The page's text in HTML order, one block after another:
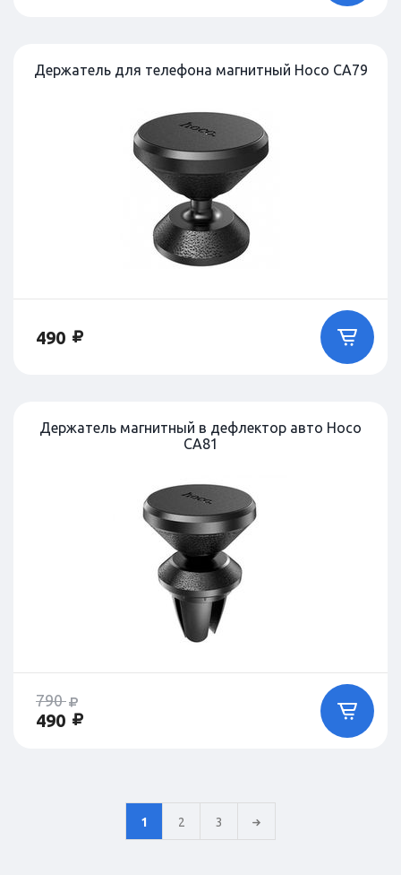
Держатель для телефона магнитный Hoco CA79
490
Держатель магнитный в дефлектор авто Hoco
CA81
790
490
1 2 3